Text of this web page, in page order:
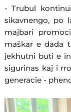
- Trubul
sikavnengo, po
majbari
maškar e dada
jekhutni buti e
sigurinas kaj i
generacie -